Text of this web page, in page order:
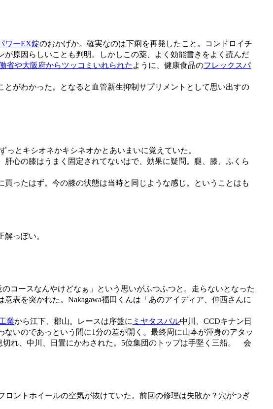
ワーEX錠のおかげか。確実なのは下痢を再発したこと。コンドロイチ
原因らしいことも判明。しかしこの薬、よく効能書きをよく読んだ
省や大阪府からツッコミいれられた ように、健康食品のフレックスパ
がわかった。となると血管新生抑制サプリメントとして思い出すの
っとキシオネかキシネオかとあいまいに覚えていた。
心の膝はうまく固定されてないはで、効果に疑問。腿、膝、ふくら
ったはず。今の膝の状態は当時と同じような感じ。ということはも
っぽい。
コースなんやけどなぁ」という思いがふつふつと。走らないとなった
表を突かれた。Nakagawa福田くんは「あのアイディア、仲西さんに
業から江下、郡山。レースは序盤に ミヤタスバル中川、CCDキナン日
いのであっという間に1分の差が開く。最終周に山本が渾身のアタッ
れ、中川、日置にかわされた。5位集団のトップは手堅く三船。 会
ントホイールの空気が抜けていた。前回の修理は失敗か？穴がつぎ